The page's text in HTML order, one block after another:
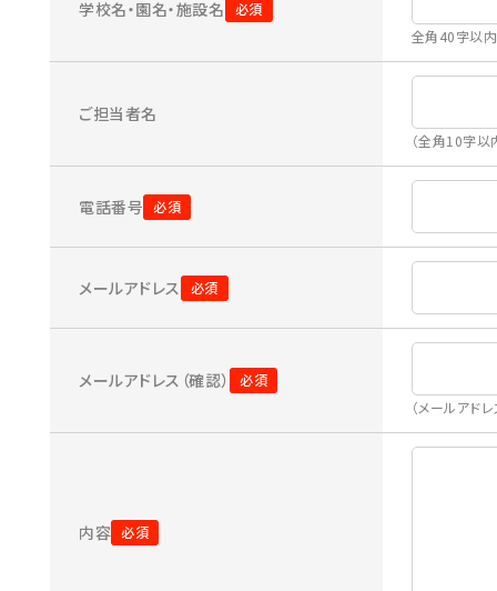
学校名・園名・施設名
全角40字以内
ご担当者名
（全角10字以
電話番号
メールアドレス
メールアドレス（確認）
（メールアド
内容